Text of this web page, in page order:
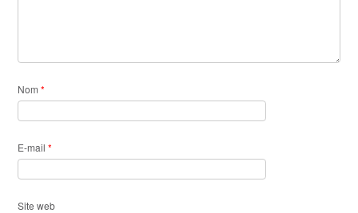
Nom *
E-mail *
Site web